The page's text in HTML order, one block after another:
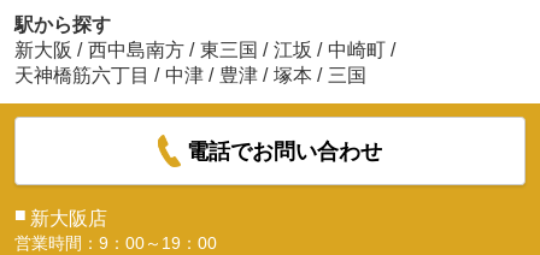
駅から探す
新大阪 / 西中島南方 / 東三国 / 江坂 / 中崎町
/
天神橋筋六丁目 / 中津 / 豊津 / 塚本 / 三国
電話でお問い合わせ
■ 新大阪店
営業時間：9：00～19：00